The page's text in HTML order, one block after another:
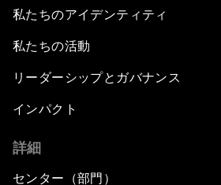
私たちのアイデンティティ
私たちの活動
リーダーシップとガバナンス
インパクト
詳細
センター（部門）